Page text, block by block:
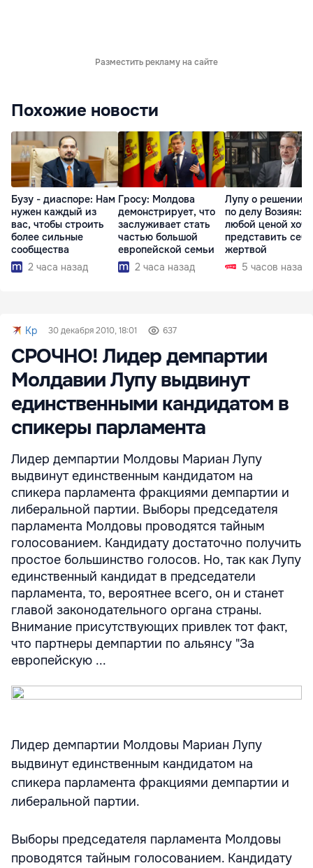
Разместить рекламу на сайте
Похожие новости
Бузу - диаспоре: Нам
нужен каждый из
вас, чтобы строить
более сильные
сообщества
2 часа назад
Гросу: Молдова
демонстрирует, что
заслуживает стать
частью большой
европейской семьи
2 часа назад
Лупу о решении
по делу Возиян:
любой ценой
представить себя
жертвой
5 часов назад
Kp 30 декабря 2010, 18:01 637
СРОЧНО! Лидер демпартии
Молдавии Лупу выдвинут
единственными кандидатом в
спикеры парламента
Лидер демпартии Молдовы Мариан Лупу
выдвинут единственным кандидатом на
спикера парламента фракциями демпартии и
либеральной партии. Выборы председателя
парламента Молдовы проводятся тайным
голосованием. Кандидату достаточно получить
простое большинство голосов. Но, так как Лупу
единственный кандидат в председатели
парламента, то, вероятнее всего, он и станет
главой законодательного органа страны.
Внимание присутствующих привлек тот факт,
что партнеры демпартии по альянсу "За
европейскую ...
Лидер демпартии Молдовы Мариан Лупу
выдвинут единственным кандидатом на
спикера парламента фракциями демпартии и
либеральной партии.
Выборы председателя парламента Молдовы
проводятся тайным голосованием. Кандидату